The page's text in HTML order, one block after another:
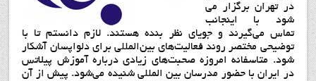
در تهران برگزار می
شود با اینجانب
تماس می‌گیرند و جویای نظر بنده هستند. لازم دانستم تا با
توضیحی مختصر روند فعالیت‌های بین‌المللی برای دلواپسان آشکار
شود. متاسفانه امروزه صحبت‌های زیادی درباره آموزش پیلاتس
در ایران با حضور مدرسان بین المللی شنیده می‌شود. پیش از آن